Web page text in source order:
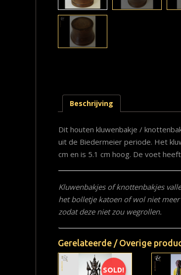
Beschrijving
Dit houten kluwenbakje /
uit de Biedermeier periode. Het
cm en is 5.1 cm hoog. De voet
Kluwenbakjes of knottenbakjes
het bolletje katoen of wol niet
zodat deze niet zou wegrollen.
Gerelateerde / Overige
SOLD!